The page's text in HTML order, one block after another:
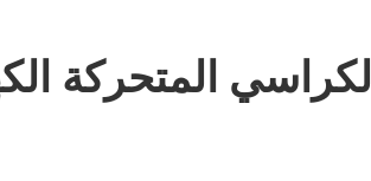
الكراسي المتحركة